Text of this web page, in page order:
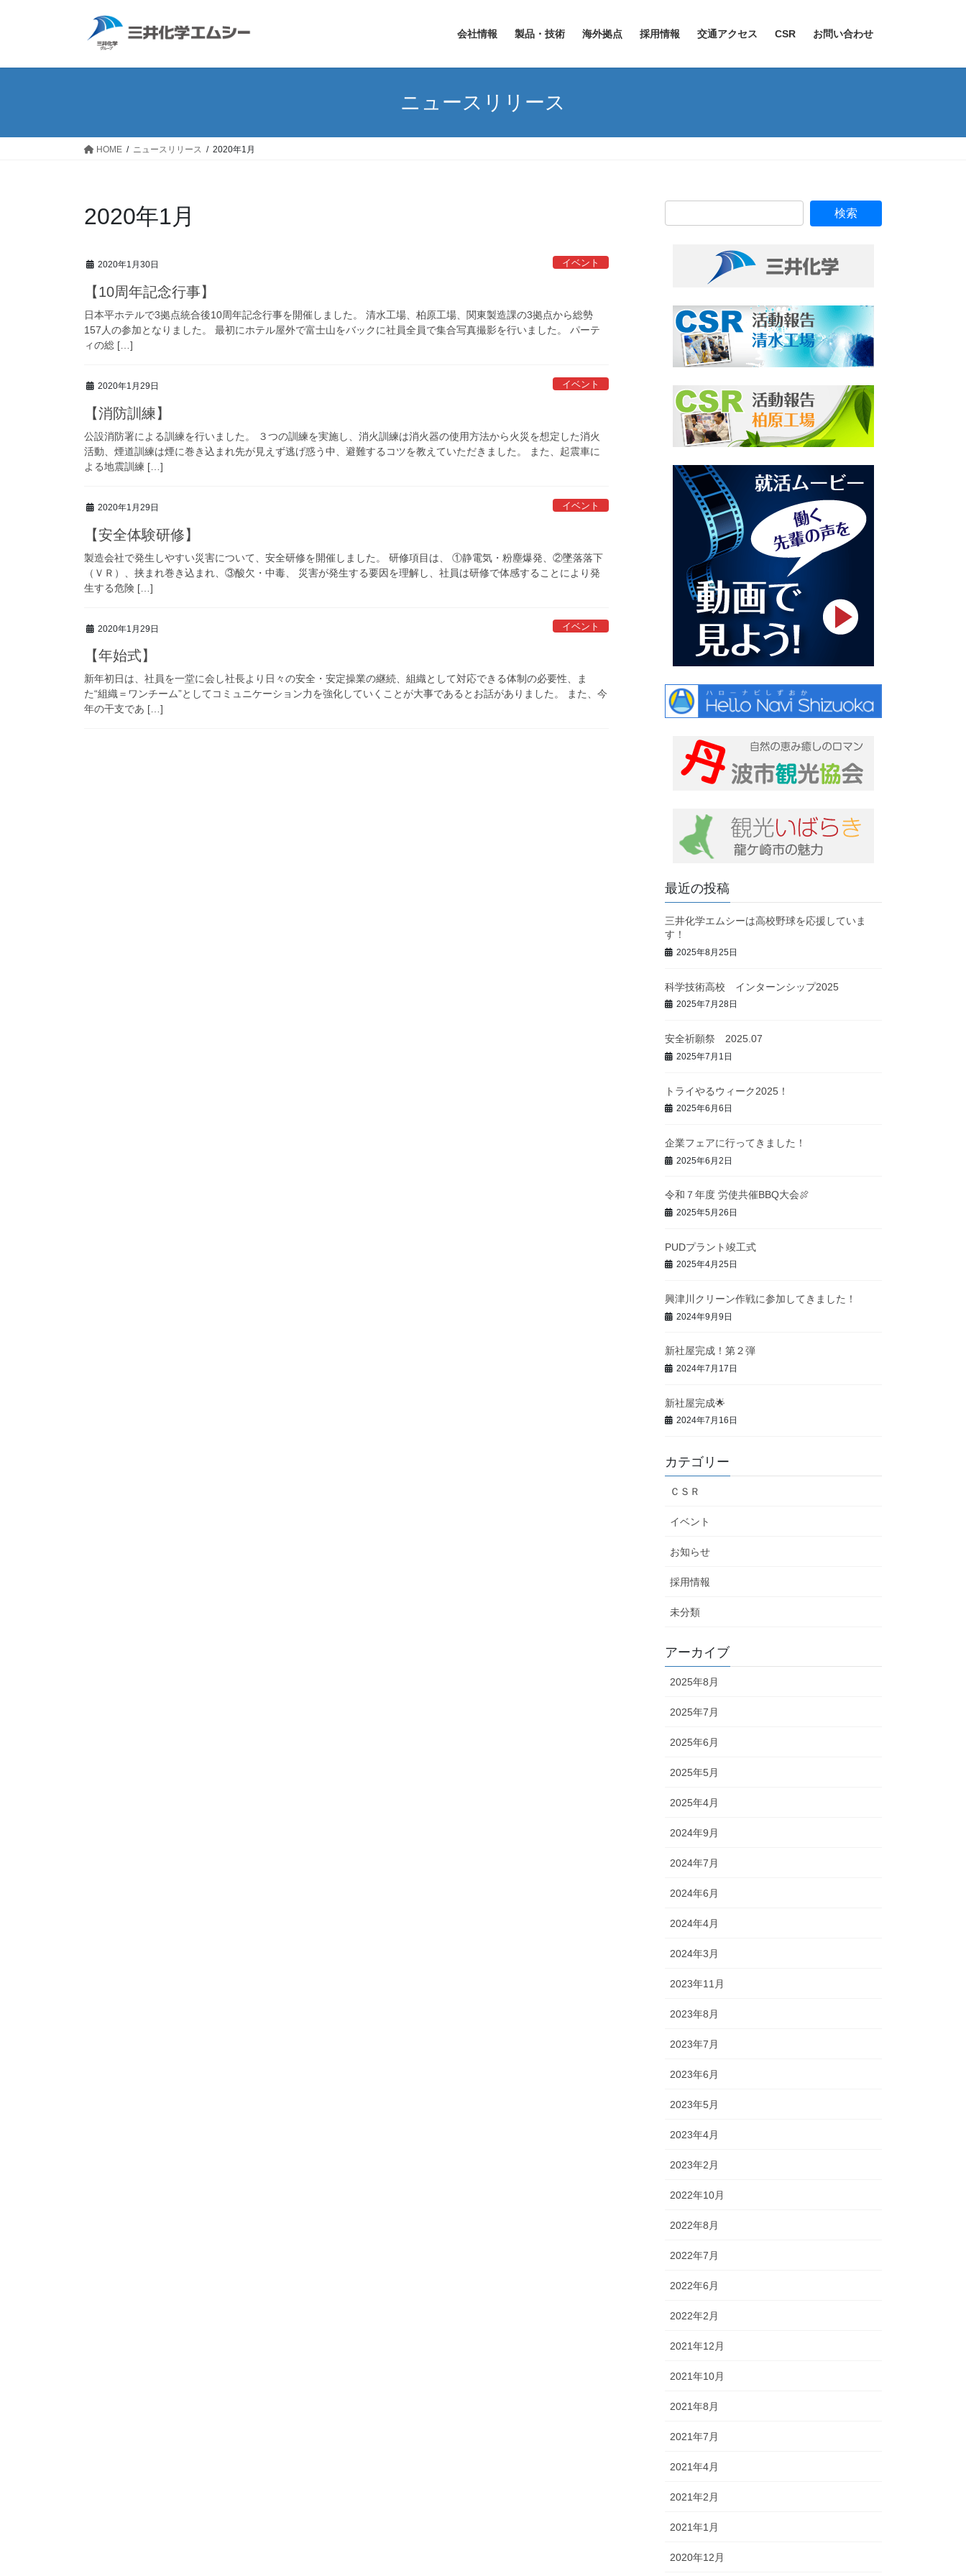
会社情報 製品・技術 海外拠点 採用情報 交通アクセス CSR お問い合わせ
ニュースリリース
HOME ニュースリリース 2020年1月
2020年1月
2020年1月30日 イベント
【10周年記念行事】
日本平ホテルで3拠点統合後10周年記念行事を開催しました。 清水工場、柏原工場、関東製造課の3拠点から総勢
157人の参加となりました。 最初にホテル屋外で富士山をバックに社員全員で集合写真撮影を行いました。 パーテ
ィの総 […]
2020年1月29日 イベント
【消防訓練】
公設消防署による訓練を行いました。 ３つの訓練を実施し、消火訓練は消火器の使用方法から火災を想定した消火
活動、煙道訓練は煙に巻き込まれ先が見えず逃げ惑う中、避難するコツを教えていただきました。 また、起震車に
よる地震訓練 […]
2020年1月29日 イベント
【安全体験研修】
製造会社で発生しやすい災害について、安全研修を開催しました。 研修項目は、 ①静電気・粉塵爆発、②墜落落下
（ＶＲ）、挟まれ巻き込まれ、③酸欠・中毒、 災害が発生する要因を理解し、社員は研修で体感することにより発
生する危険 […]
2020年1月29日 イベント
【年始式】
新年初日は、社員を一堂に会し社長より日々の安全・安定操業の継続、組織として対応できる体制の必要性、ま
た“組織＝ワンチーム”としてコミュニケーション力を強化していくことが大事であるとお話がありました。 また、今
年の干支であ […]
最近の投稿
三井化学エムシーは高校野球を応援していま
す！
2025年8月25日
科学技術高校 インターンシップ2025
2025年7月28日
安全祈願祭 2025.07
2025年7月1日
トライやるウィーク2025！
2025年6月6日
企業フェアに行ってきました！
2025年6月2日
令和７年度 労使共催BBQ大会🍖
2025年5月26日
PUDプラント竣工式
2025年4月25日
興津川クリーン作戦に参加してきました！
2024年9月9日
新社屋完成！第２弾
2024年7月17日
新社屋完成🌟
2024年7月16日
カテゴリー
ＣＳＲ
イベント
お知らせ
採用情報
未分類
アーカイブ
2025年8月
2025年7月
2025年6月
2025年5月
2025年4月
2024年9月
2024年7月
2024年6月
2024年4月
2024年3月
2023年11月
2023年8月
2023年7月
2023年6月
2023年5月
2023年4月
2023年2月
2022年10月
2022年8月
2022年7月
2022年6月
2022年2月
2021年12月
2021年10月
2021年8月
2021年7月
2021年4月
2021年2月
2021年1月
2020年12月